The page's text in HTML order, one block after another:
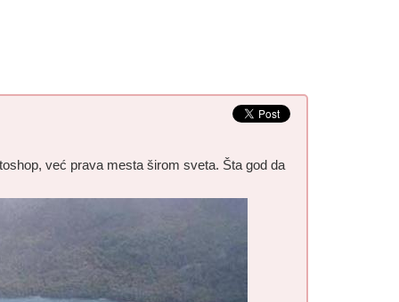
već prava mesta širom sveta. Šta god da